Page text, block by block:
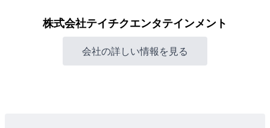
株式会社テイチクエンタテインメント
会社の詳しい情報を見る